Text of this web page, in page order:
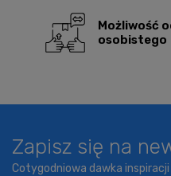
Możliwość
osobistego
Zapisz się na
Cotygodniowa dawka